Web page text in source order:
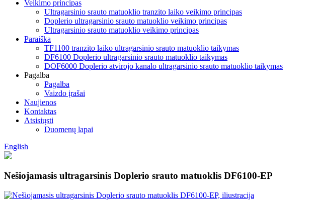
Veikimo principas
Ultragarsinio srauto matuoklio tranzito laiko veikimo principas
Doplerio ultragarsinio srauto matuoklio veikimo principas
Ultragarsinio srauto matuoklio veikimo principas
Paraiška
TF1100 tranzito laiko ultragarsinio srauto matuoklio taikymas
DF6100 Doplerio ultragarsinio srauto matuoklio taikymas
DOF6000 Doplerio atvirojo kanalo ultragarsinio srauto matuoklio taikymas
Pagalba
Pagalba
Vaizdo įrašai
Naujienos
Kontaktas
Atsisiųsti
Duomenų lapai
English
Nešiojamasis ultragarsinis Doplerio srauto matuoklis DF6100-EP